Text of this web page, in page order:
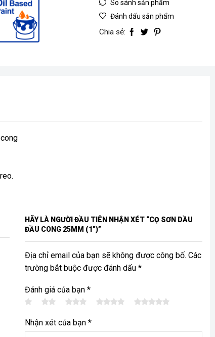
So sánh sản phẩm
Đánh dấu sản phẩm
Chia sẻ:
HÃY LÀ NGƯỜI ĐẦU TIÊN NHẬN XÉT “CỌ SƠN DẦU
ĐẦU CONG 25MM (1″)”
Địa chỉ email của bạn sẽ không được công bố. Các
trường bắt buộc được đánh dấu *
Đánh giá của bạn*
Nhận xét của bạn*